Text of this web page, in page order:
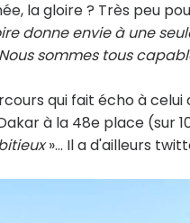
la gloire ? Très peu
donne envie à une
Nous sommes tous
qui fait écho à
à la 48e place (sur
»... Il a d'ailleurs